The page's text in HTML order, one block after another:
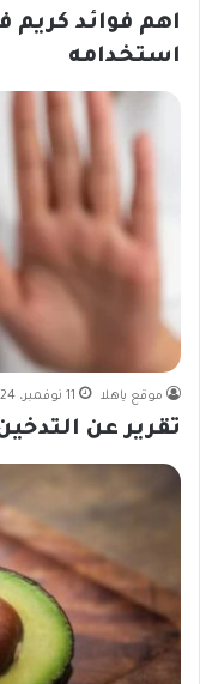
اهم فوائد كريم
استخدامه
موقع ياهلا 11 نوفمبر، 2024
تقرير عن